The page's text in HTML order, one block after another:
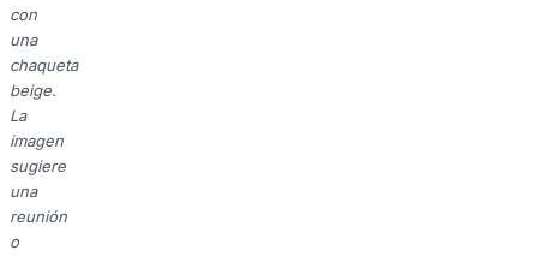
con
una
chaqueta
beige.
La
imagen
sugiere
una
reunión
o